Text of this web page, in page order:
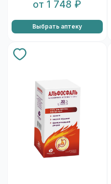
от 1 748 ₽
Выбрать аптеку